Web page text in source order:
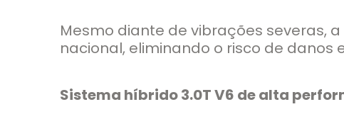
Mesmo diante de vibrações severas,
nacional, eliminando o risco de
Sistema híbrido 3.0T V6 de alta